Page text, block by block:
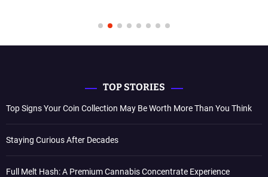
TOP STORIES
Top Signs Your Coin Collection May Be Worth More Than You Think
Staying Curious After Decades
Full Melt Hash: A Premium Cannabis Concentrate Experience